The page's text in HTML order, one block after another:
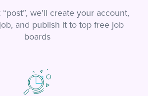
we'll create your account,
and publish it to top free job
boards